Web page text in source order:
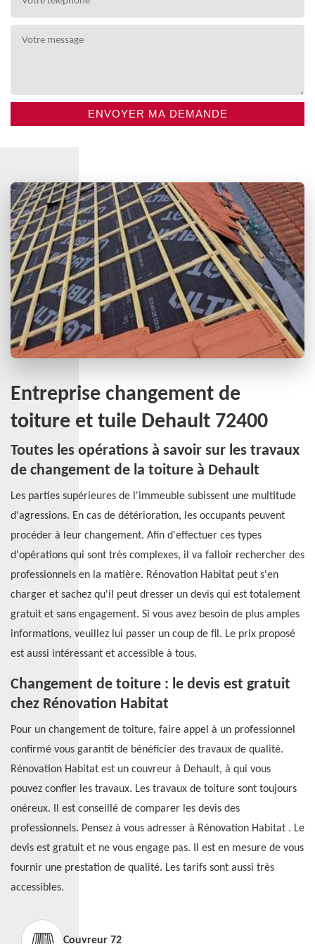
Entreprise changement de
toiture et tuile Dehault 72400
Toutes les opérations à savoir sur les travaux
de changement de la toiture à Dehault
Les parties supérieures de l'immeuble subissent une multitude
d'agressions. En cas de détérioration, les occupants peuvent
procéder à leur changement. Afin d'effectuer ces types
d'opérations qui sont très complexes, il va falloir rechercher des
professionnels en la matière. Rénovation Habitat peut s'en
charger et sachez qu'il peut dresser un devis qui est totalement
gratuit et sans engagement. Si vous avez besoin de plus amples
informations, veuillez lui passer un coup de fil. Le prix proposé
est aussi intéressant et accessible à tous.
Changement de toiture : le devis est gratuit
chez Rénovation Habitat
Pour un changement de toiture, faire appel à un professionnel
confirmé vous garantit de bénéficier des travaux de qualité.
Rénovation Habitat est un couvreur à Dehault, à qui vous
pouvez confier les travaux. Les travaux de toiture sont toujours
onéreux. Il est conseillé de comparer les devis des
professionnels. Pensez à vous adresser à Rénovation Habitat . Le
devis est gratuit et ne vous engage pas. Il est en mesure de vous
fournir une prestation de qualité. Les tarifs sont aussi très
accessibles.
Couvreur 72